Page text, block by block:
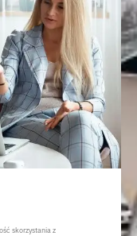
skorzystania z